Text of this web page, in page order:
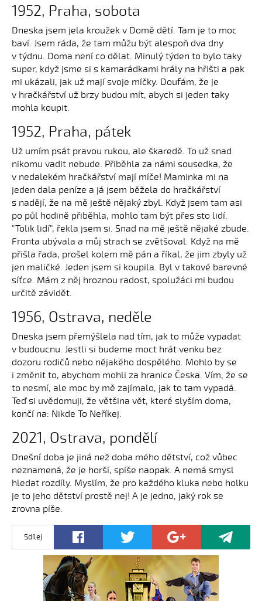
1952, Praha, sobota
Dneska jsem jela kroužek v Domě dětí. Tam je to moc
baví. Jsem ráda, že tam můžu být alespoň dva dny
v týdnu. Doma není co dělat. Minulý týden to bylo taky
super, když jsme si s kamarádkami hrály na hřišti a pak
mi ukázali, jak už mají svoje míčky. Doufám, že je
v hračkářství už brzy budou mít, abych si jeden taky
mohla koupit.
1952, Praha, pátek
Už umím psát pravou rukou, ale škaredě. To už snad
nikomu vadit nebude. Přiběhla za námi sousedka, že
v nedalekém hračkářství mají míče! Maminka mi na
jeden dala peníze a já jsem běžela do hračkářství
s nadějí, že na mě ještě nějaký zbyl. Když jsem tam asi
po půl hodině přiběhla, mohlo tam být přes sto lidí.
"Tolik lidí", řekla jsem si. Snad na mě ještě nějaké zbude.
Fronta ubývala a můj strach se zvětšoval. Když na mě
přišla řada, prošel kolem mě pán a říkal, že jim zbyly už
jen maličké. Jeden jsem si koupila. Byl v takové barevné
síťce. Mám z něj hroznou radost, spolužáci mi budou
určitě závidět.
1956, Ostrava, neděle
Dneska jsem přemýšlela nad tím, jak to může vypadat
v budoucnu. Jestli si budeme moct hrát venku bez
dozoru rodičů nebo nějakého dospělého. Mohlo by se
i změnit to, abychom mohli za hranice Česka. Vím, že se
to nesmí, ale moc by mě zajímalo, jak to tam vypadá.
Teď si uvědomuji, že většina vět, které slyším doma,
končí na: Nikde To Neříkej.
2021, Ostrava, pondělí
Dnešní doba je jiná než doba mého dětství, což vůbec
neznamená, že je horší, spíše naopak. A nemá smysl
hledat rozdíly. Myslím, že pro každého kluka nebo holku
je to jeho dětství prostě nej! A je jedno, jaký rok se
zrovna píše.
Sdílej